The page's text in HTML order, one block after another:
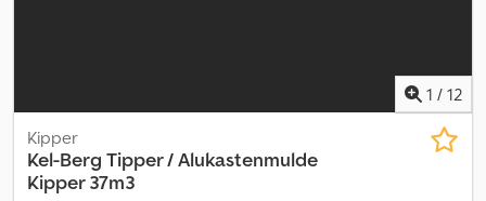
1 / 12
Kipper
Kel-Berg Tipper / Alukastenmulde
Kipper 37m3